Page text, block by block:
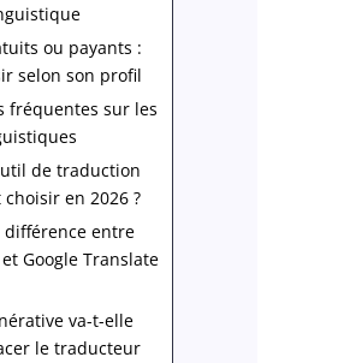
ou payants :
selon son profil
fréquentes sur les
de traduction
en 2026 ?
différence entre
et Google Translate
va-t-elle
le traducteur